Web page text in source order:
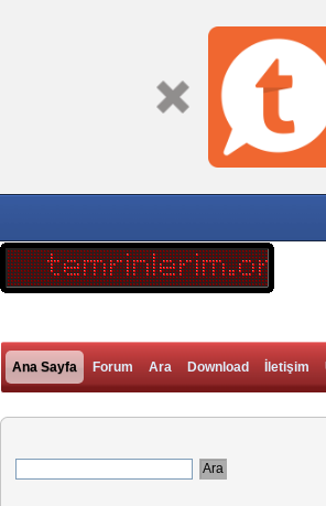
Ana Sayfa Forum Ara Download İletişim